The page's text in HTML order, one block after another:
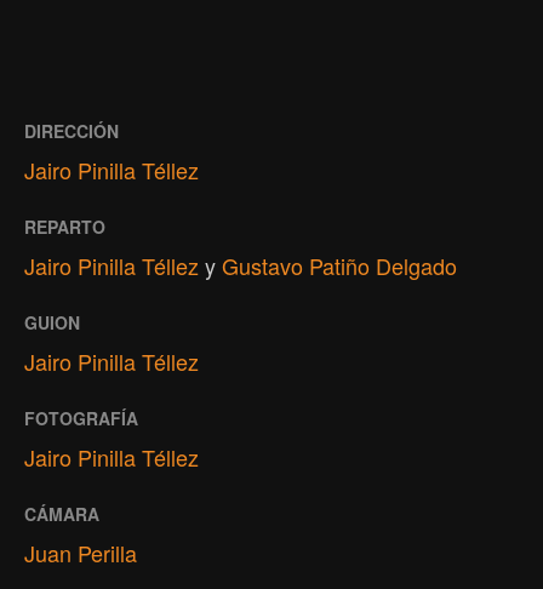
DIRECCIÓN
Jairo Pinilla Téllez
REPARTO
Jairo Pinilla Téllez yGustavo Patiño Delgado
GUION
Jairo Pinilla Téllez
FOTOGRAFÍA
Jairo Pinilla Téllez
CÁMARA
Juan Perilla